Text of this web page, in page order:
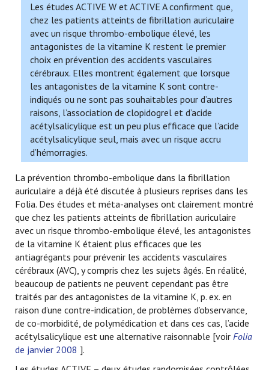
Les études ACTIVE W et ACTIVE A confirment que,
chez les patients atteints de fibrillation auriculaire
avec un risque thrombo-embolique élevé, les
antagonistes de la vitamine K restent le premier
choix en prévention des accidents vasculaires
cérébraux. Elles montrent également que lorsque
les antagonistes de la vitamine K sont contre-
indiqués ou ne sont pas souhaitables pour d’autres
raisons, l’association de clopidogrel et d’acide
acétylsalicylique est un peu plus efficace que l’acide
acétylsalicylique seul, mais avec un risque accru
d’hémorragies.
La prévention thrombo-embolique dans la fibrillation
auriculaire a déjà été discutée à plusieurs reprises dans les
Folia. Des études et méta-analyses ont clairement montré
que chez les patients atteints de fibrillation auriculaire
avec un risque thrombo-embolique élevé, les antagonistes
de la vitamine K étaient plus efficaces que les
antiagrégants pour prévenir les accidents vasculaires
cérébraux (AVC), y compris chez les sujets âgés. En réalité,
beaucoup de patients ne peuvent cependant pas être
traités par des antagonistes de la vitamine K, p. ex. en
raison d’une contre-indication, de problèmes d’observance,
de co-morbidité, de polymédication et dans ces cas, l’acide
acétylsalicylique est une alternative raisonnable [voir Folia
de janvier 2008 ].